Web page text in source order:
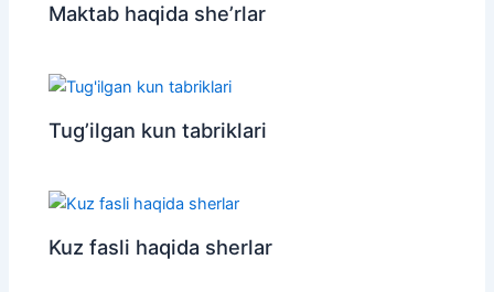
Maktab haqida she’rlar
Tug’ilgan kun tabriklari
Kuz fasli haqida sherlar